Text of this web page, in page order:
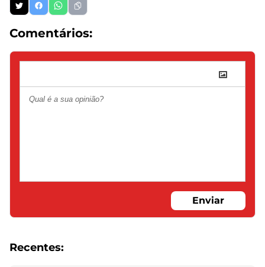
Comentários:
Enviar
Recentes: